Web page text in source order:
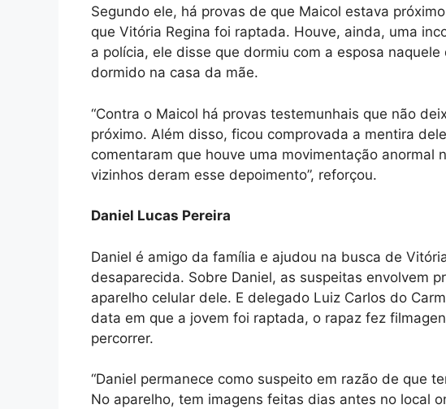
Segundo ele, há provas de que Maicol estava
que Vitória Regina foi raptada. Houve, ainda, uma
a polícia, ele disse que dormiu com a esposa
dormido na casa da mãe.
“Contra o Maicol há provas testemunhais que não
próximo. Além disso, ficou comprovada a mentira
comentaram que houve uma movimentação anormal
vizinhos deram esse depoimento”, reforçou.
Daniel Lucas Pereira
Daniel é amigo da família e ajudou na busca de
desaparecida. Sobre Daniel, as suspeitas envolvem
aparelho celular dele. E delegado Luiz Carlos do
data em que a jovem foi raptada, o rapaz fez
percorrer.
“Daniel permanece como suspeito em razão de que
No aparelho, tem imagens feitas dias antes no local